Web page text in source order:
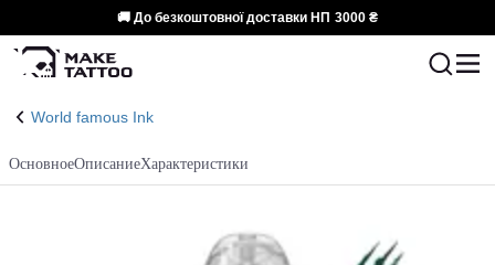
🚚 До безкоштовної доставки НП 3000 ₴
World famous Ink
ОсновноеОписаниеХарактеристики